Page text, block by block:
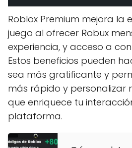
Roblox Premium mejora la
juego al ofrecer Robux
experiencia, y acceso a
Estos beneficios pueden
sea más gratificante y
más rápido y personalizar
que enriquece tu
plataforma.